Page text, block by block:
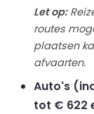
Let op:
routes
plaatsen
afvaarten.
Auto's
tot € 622